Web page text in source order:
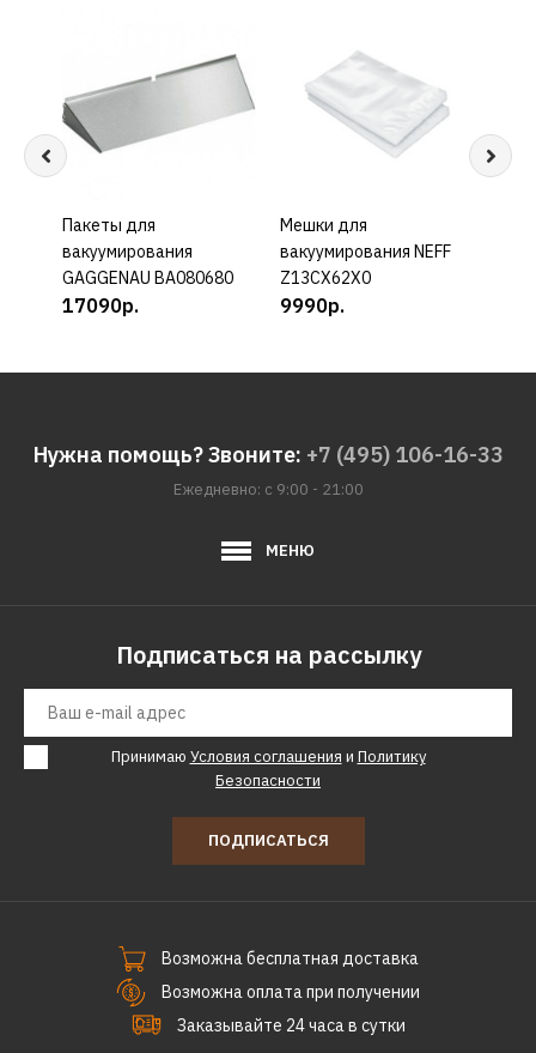
КУПИТЬ
Пакеты для
вакуумирования
GAGGENAU BA080680
17090р.
КУПИТЬ
Мешки для
вакуумирования NEFF
Z13CX62X0
9990р.
Нужна помощь? Звоните: +7 (495) 106-16-33
Ежедневно: с 9:00 - 21:00
МЕНЮ
Подписаться на рассылку
Принимаю Условия соглашения и Политику
Безопасности
ПОДПИСАТЬСЯ
Возможна бесплатная доставка
Возможна оплата при получении
Заказывайте 24 часа в сутки